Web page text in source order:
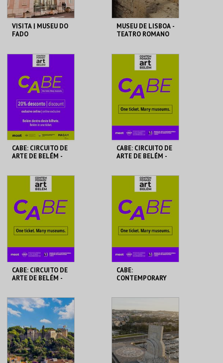
VISITA | MUSEU DO
FADO
MUSEU DO FADO
MAIS INFO
COMPRAR
MUSEU DE LISBOA -
TEATRO ROMANO
ML - TEATRO
ROMANO
MAIS INFO
COMPRAR
CABE: CIRCUITO DE
ARTE DE BELÉM -
MAIS INFO
COMPRAR
CABE: CIRCUITO DE
ARTE DE BELÉM -
MAIS INFO
COMPRAR
CABE: CIRCUITO DE
ARTE DE BELÉM -
PAVILHÃO JULIÃO
SARMENTO
MAIS INFO
COMPRAR
CABE:
CONTEMPORARY
MAIS INFO
COMPRAR